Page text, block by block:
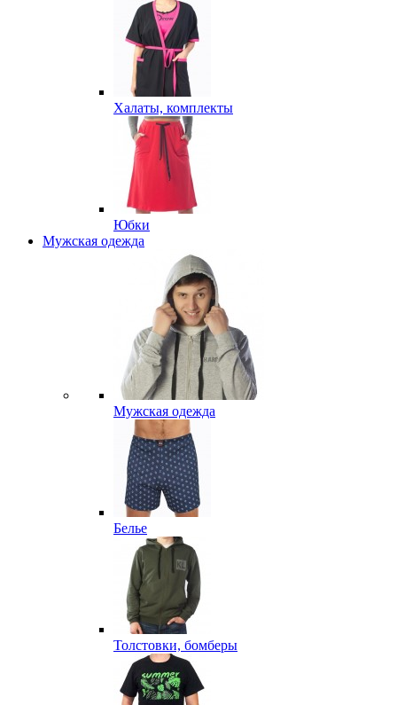
Халаты, комплекты
Юбки
Мужская одежда
Мужская одежда
Белье
Толстовки, бомберы